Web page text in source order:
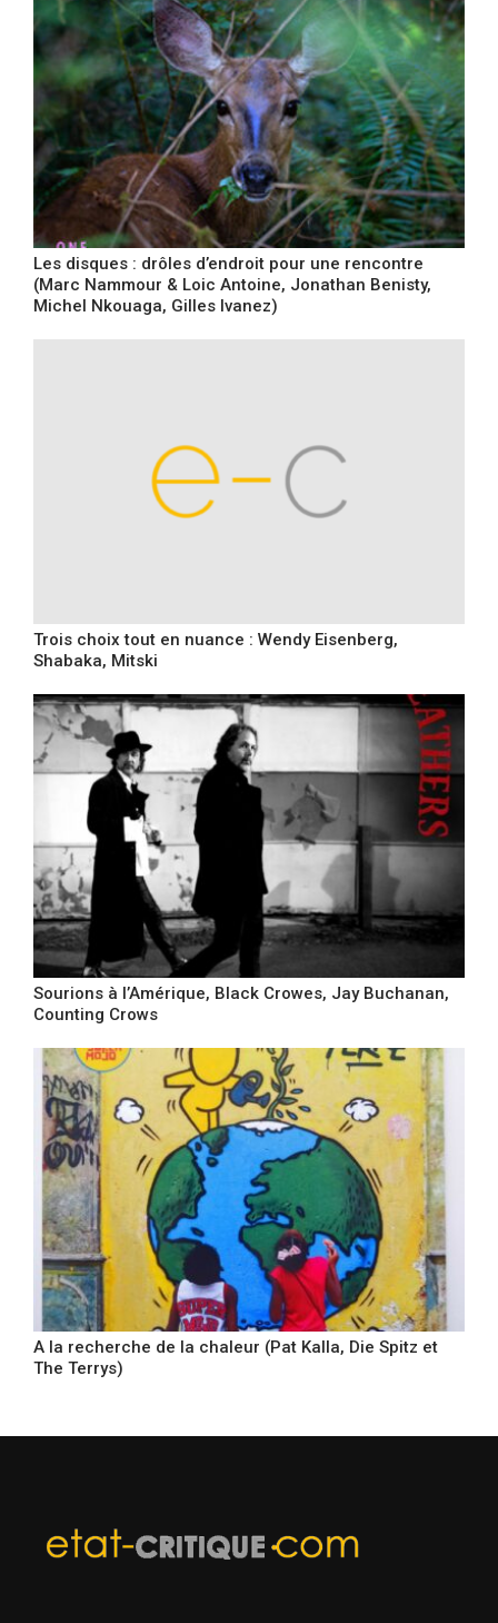
Les disques : drôles d’endroit pour une rencontre
(Marc Nammour & Loic Antoine, Jonathan Benisty,
Michel Nkouaga, Gilles Ivanez)
Trois choix tout en nuance : Wendy Eisenberg,
Shabaka, Mitski
Sourions à l’Amérique, Black Crowes, Jay Buchanan,
Counting Crows
A la recherche de la chaleur (Pat Kalla, Die Spitz et
The Terrys)